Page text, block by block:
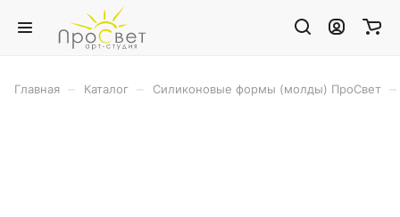
Главная Каталог Силиконовые формы (молды) ПроСвет